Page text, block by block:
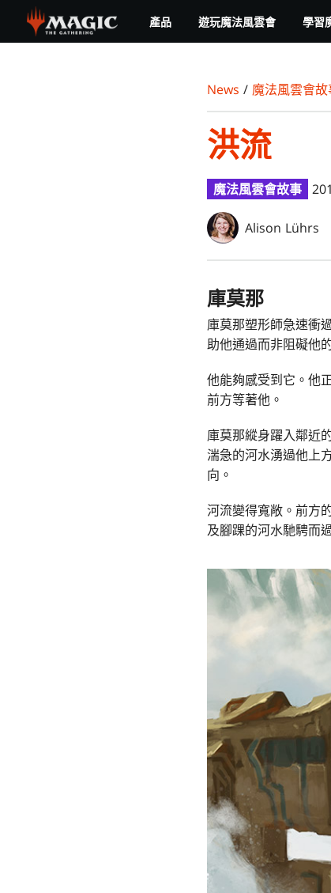
main
產品 遊玩魔法風雲會 學習
News / 魔法風雲會故
洪流
魔法風雲會故事
Alison Lührs
庫莫那
庫莫那塑形師急速衝
助他通過而非阻礙他
他能夠感受到它。他
前方等著他。
庫莫那縱身躍入鄰近
湍急的河水湧過他上
向。
河流變得寬敞。前方
及腳踝的河水馳騁而